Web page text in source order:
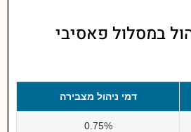
במסלול פאסיבי
דמי ניהול מצבירה
0.75%